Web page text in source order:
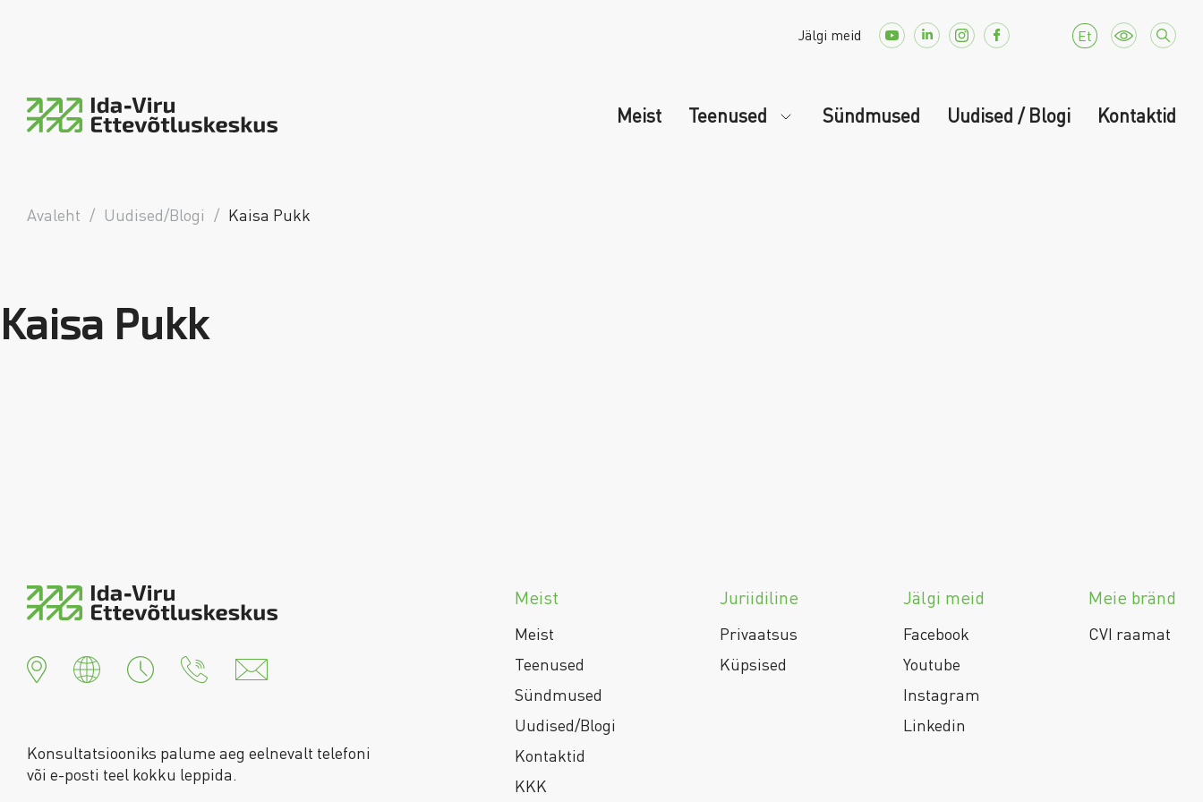
Jälgi meid Et
Meist Teenused Sündmused Uudised / Blogi Kontaktid
Avaleht / Uudised/Blogi / Kaisa Pukk
Kaisa Pukk
Konsultatsiooniks palume aeg eelnevalt telefoni
või e-posti teel kokku leppida.
Meist
Meist
Teenused
Sündmused
Uudised/Blogi
Kontaktid
KKK
Juriidiline
Privaatsus
Küpsised
Jälgi meid
Facebook
Youtube
Instagram
Linkedin
Meie bränd
CVI raamat